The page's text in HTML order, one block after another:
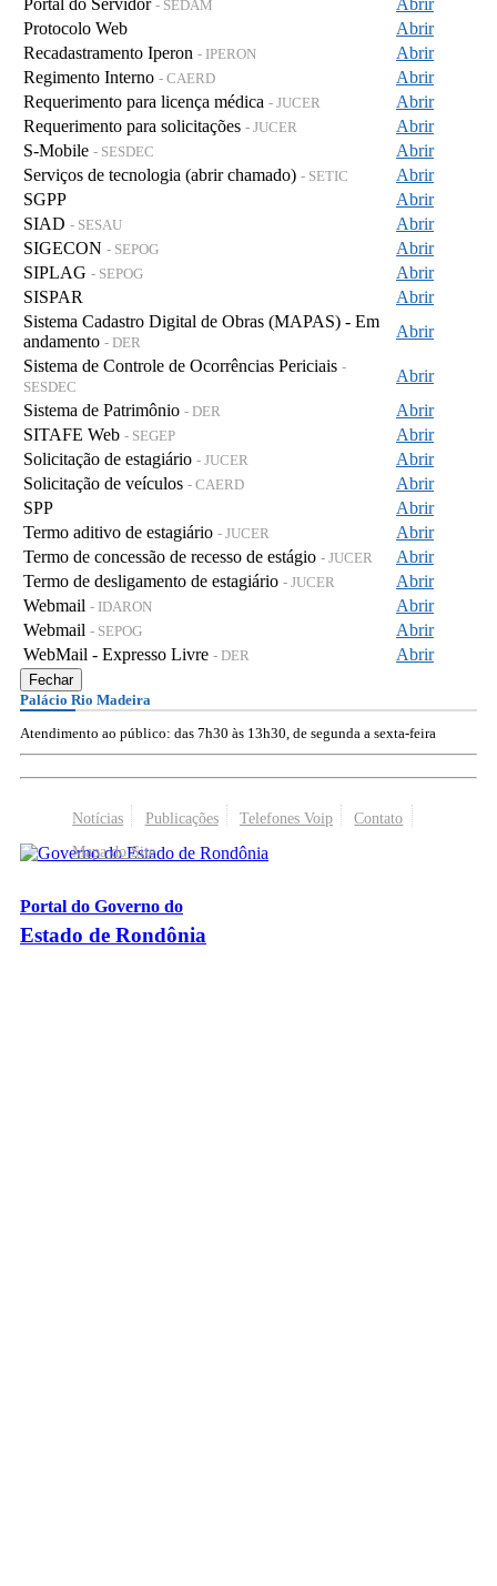
Portal do Servidor - SEDAM
Abrir
Protocolo Web
Abrir
Recadastramento Iperon - IPERON
Abrir
Regimento Interno - CAERD
Abrir
Requerimento para licença médica - JUCER
Abrir
Requerimento para solicitações - JUCER
Abrir
S-Mobile - SESDEC
Abrir
Serviços de tecnologia (abrir chamado) - SETIC
Abrir
SGPP
Abrir
SIAD - SESAU
Abrir
SIGECON - SEPOG
Abrir
SIPLAG - SEPOG
Abrir
SISPAR
Abrir
Sistema Cadastro Digital de Obras (MAPAS) - Em
andamento - DER
Abrir
Sistema de Controle de Ocorrências Periciais -
SESDEC
Abrir
Sistema de Patrimônio - DER
Abrir
SITAFE Web - SEGEP
Abrir
Solicitação de estagiário - JUCER
Abrir
Solicitação de veículos - CAERD
Abrir
SPP
Abrir
Termo aditivo de estagiário - JUCER
Abrir
Termo de concessão de recesso de estágio - JUCER
Abrir
Termo de desligamento de estagiário - JUCER
Abrir
Webmail - IDARON
Abrir
Webmail - SEPOG
Abrir
WebMail - Expresso Livre - DER Abrir
Fechar
Palácio Rio Madeira
Atendimento ao público: das 7h30 às 13h30, de segunda a sexta-feira
Notícias Publicações Telefones Voip
Contato
Mapa do Site
Portal do Governo do
Estado de Rondônia